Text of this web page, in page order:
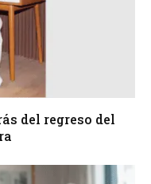
del regreso del